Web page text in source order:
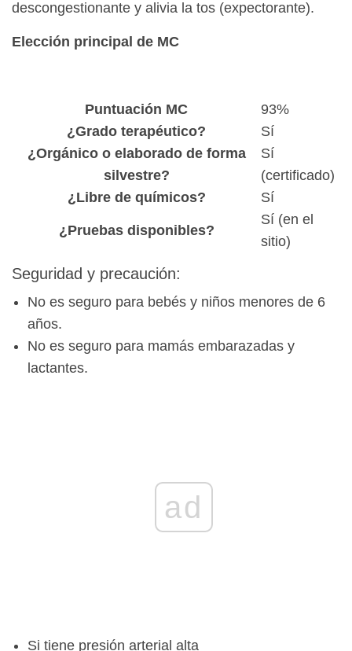
descongestionante y alivia la tos (expectorante).
Elección principal de MC
Puntuación MC
93%
¿Grado terapéutico?
Sí
¿Orgánico o elaborado de forma
silvestre?
Sí
(certificado)
¿Libre de químicos?
Sí
¿Pruebas disponibles?
Sí (en el
sitio)
Seguridad y precaución:
No es seguro para bebés y niños menores de 6
años.
No es seguro para mamás embarazadas y
lactantes.
ad
Si tiene presión arterial alta